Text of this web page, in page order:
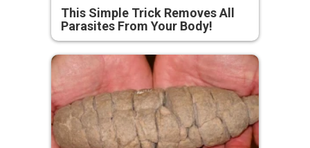
This Simple Trick Removes All
Parasites From Your Body!